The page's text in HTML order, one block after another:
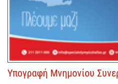
Υπογραφή Μνημονίου